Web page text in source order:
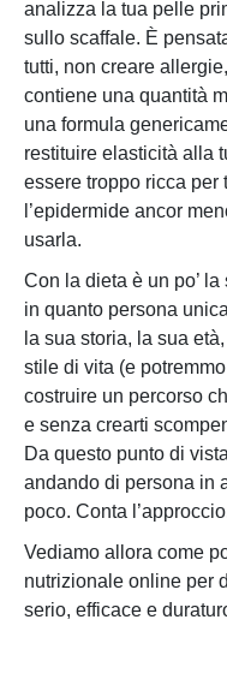
analizza la tua pelle
sullo scaffale. È
tutti, non creare
contiene una quantità
una formula
restituire elasticità alla
essere troppo ricca per
l’epidermide ancor
usarla.
Con la dieta è un po’
in quanto persona
la sua storia, la sua
stile di vita (e
costruire un percorso
e senza crearti
Da questo punto di
andando di persona in
poco. Conta
Vediamo allora come
nutrizionale online per
serio, efficace e